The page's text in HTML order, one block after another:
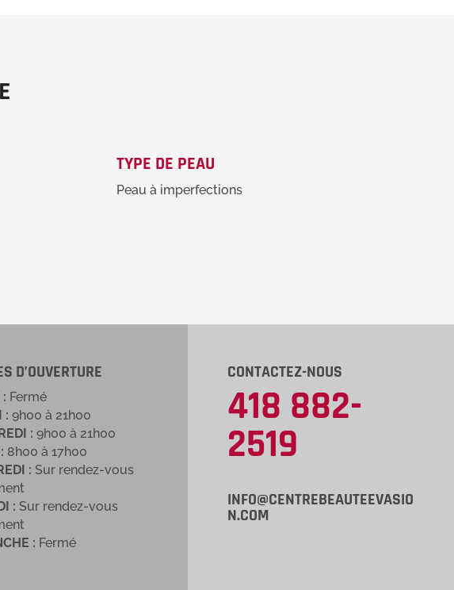
TYPE DE PEAU
Peau à imperfections
D’OUVERTURE
Fermé
: 9h00 à 21h00
: 9h00 à 21h00
8h00 à 17h00
: Sur rendez-vous
: Sur rendez-vous
: Fermé
CONTACTEZ-NOUS
418 882-
2519
INFO@CENTREBEAUTEEVASIO
N.COM